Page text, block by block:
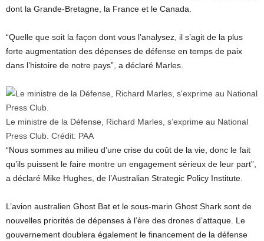
dont la Grande-Bretagne, la France et le Canada.
“Quelle que soit la façon dont vous l’analysez, il s’agit de la plus
forte augmentation des dépenses de défense en temps de paix
dans l’histoire de notre pays”, a déclaré Marles.
Le ministre de la Défense, Richard Marles, s’exprime au National
Press Club. Crédit: PAA
“Nous sommes au milieu d’une crise du coût de la vie, donc le fait
qu’ils puissent le faire montre un engagement sérieux de leur part”,
a déclaré Mike Hughes, de l’Australian Strategic Policy Institute.
L’avion australien Ghost Bat et le sous-marin Ghost Shark sont de
nouvelles priorités de dépenses à l’ère des drones d’attaque. Le
gouvernement doublera également le financement de la défense